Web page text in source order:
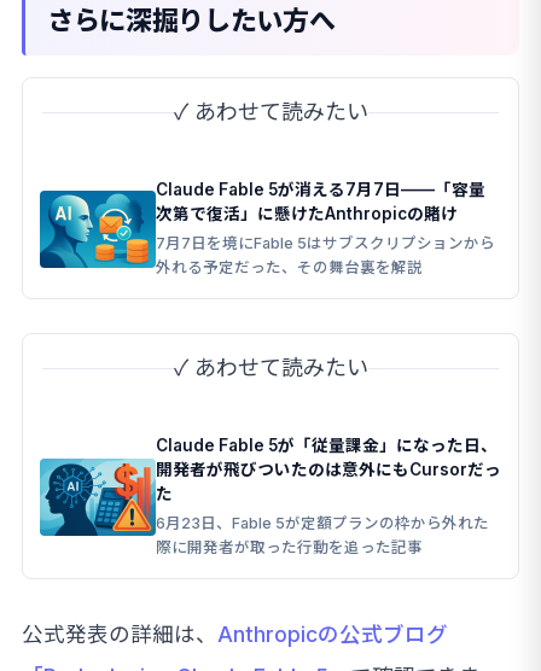
さらに深掘りしたい方へ
✓ あわせて読みたい
Claude Fable 5が消える7月7日——「容量
次第で復活」に懸けたAnthropicの賭け
7月7日を境にFable 5はサブスクリプションから
外れる予定だった、その舞台裏を解説
✓ あわせて読みたい
Claude Fable 5が「従量課金」になった日、
開発者が飛びついたのは意外にもCursorだっ
た
6月23日、Fable 5が定額プランの枠から外れた
際に開発者が取った行動を追った記事
公式発表の詳細は、 Anthropicの公式ブログ